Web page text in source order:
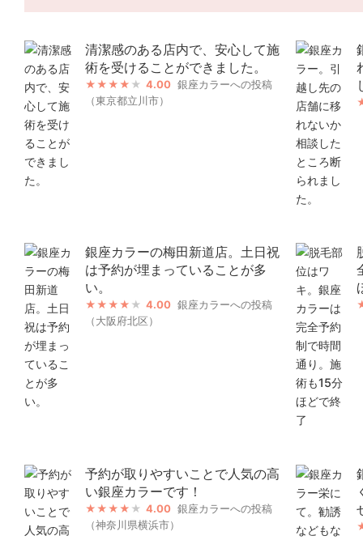
清潔感のある店内で、安心して施
術を受けることができました。
4.00 銀座カラーへの投稿
（東京都立川市）
銀座カラーの梅田新道店。土日祝
は予約が埋まっていることが多
い。
4.00 銀座カラーへの投稿
（大阪府北区）
予約が取りやすいことで人気の高
い銀座カラーです！
4.00 銀座カラーへの投稿
（神奈川県横浜市）